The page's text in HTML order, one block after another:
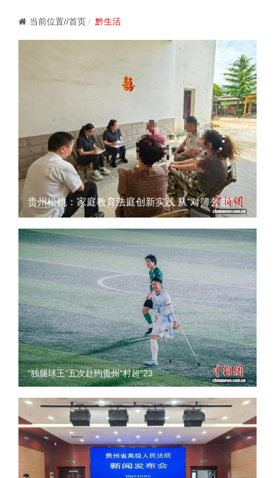
当前位置//首页 黔生活
贵州松桃：家庭教育法庭创新实践 从“对簿公堂”到“家教课堂”1
“独腿球王”五次赴约贵州“村超”23